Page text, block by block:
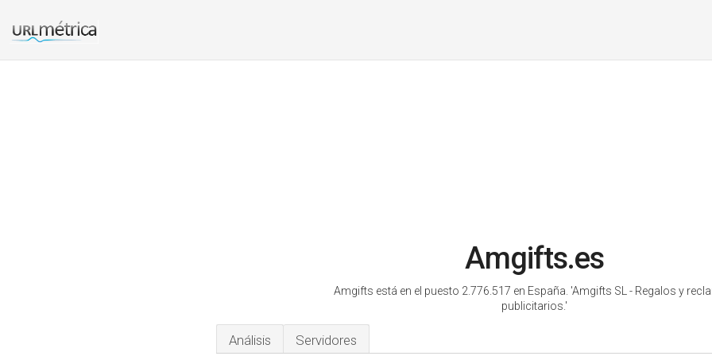
Amgifts.es
Amgifts está en el puesto 2.776.517 en España. 'Amgifts SL - Regalos y
publicitarios.'
Análisis Servidores